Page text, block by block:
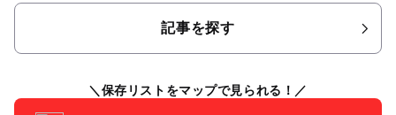
記事を探す
保存リストをマップで見られる！